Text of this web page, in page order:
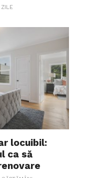
locuibil:
ca să